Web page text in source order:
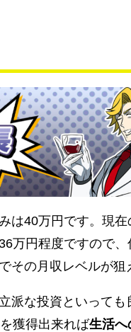
は40万円です。現在
万円程度ですので
その月収レベルが狙
派な投資といっても
獲得出来れば生活へ